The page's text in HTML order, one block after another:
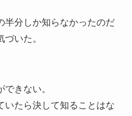
半分しか知らなかったのだ
いた。
きない。
いたら決して知ることはな